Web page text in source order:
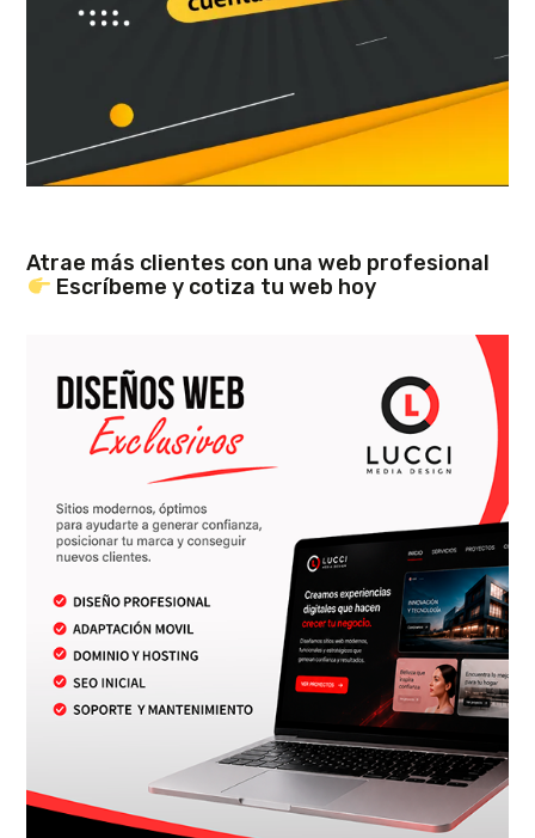
Atrae más clientes con una web profesional
Escríbeme y cotiza tu web hoy